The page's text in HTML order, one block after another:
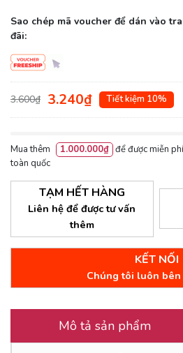
Sao chép mã voucher để dán vào
đãi:
3.600₫ 3.240₫ Tiết kiệm 10%
Mua thêm 1.000.000₫ để được miễn
toàn quốc
TẠM HẾT HÀNG
Liên hệ để được tư vấn
thêm
KẾT NỐI
Chúng tôi luôn
Mô tả sản phẩm